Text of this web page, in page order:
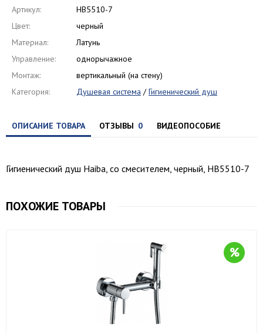
Артикул:
HB5510-7
Цвет:
черный
Материал:
Латунь
Управление:
однорычажное
Монтаж:
вертикальный (на стену)
Категория:
Душевая система /Гигиенический душ
ОПИСАНИЕ ТОВАРА ОТЗЫВЫ 0 ВИДЕОПОСОБИЕ
Гигиенический душ Haiba, со смесителем, черный, HB5510-7
ПОХОЖИЕ ТОВАРЫ